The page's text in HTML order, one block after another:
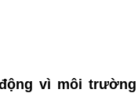
vì môi